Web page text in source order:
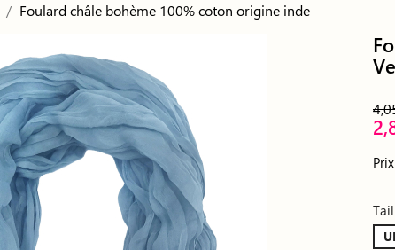
Foulard châle bohème 100% coton origine inde